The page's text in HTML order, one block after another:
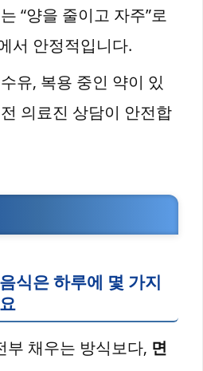
“양을 줄이고 자주”로
서 안정적입니다.
수유, 복용 중인 약이 있
의료진 상담이 안전합
식은 하루에 몇 가지
부 채우는 방식보다, 면